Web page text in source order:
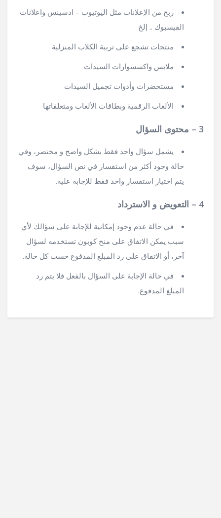
ربح من الإعلانات مثل اليوتيوب – ادسينس واعلانات
الفيسبوك .. إلخ
منتجات تشجع على تربية الكلاب المنزلية
ملابس واكسسوارات السيدات
مستحضرات وأدوات تجميل السيدات
الألعاب الرقمية وبطاقات الألعاب ومتعلقاتها
3 – محتوى السؤال
يشمل سؤال واحد فقط بشكل واضح و مختصر، وفي
حالة وجود أكثر من استفسار في نص السؤال، سوف
يتم اختيار استفسار واحد فقط للإجابة عليه.
4 – التعويض و الاسترداد
في حالة عدم وجود إمكانية للإجابة على سؤالك لأي
سبب يمكن الاتفاق على منح كوبون تستخدمه لسؤال
آخر، أو الاتفاق على رد المبلغ المدفوع حسب كل حالة.
في حالة الإجابة على السؤال بالفعل فلا يتم رد
المبلغ المدفوع.